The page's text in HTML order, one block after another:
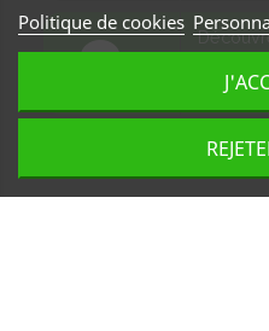
Politique de cookies
Tous droits